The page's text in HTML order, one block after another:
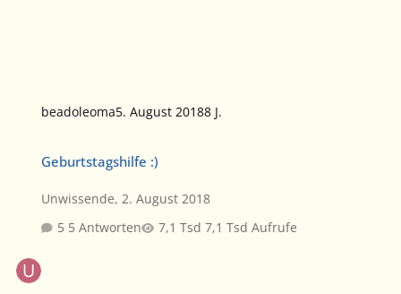
beadoleoma5. August 20188 J.
Geburtstagshilfe :)
Unwissende,2. August 2018
5 Antworten
7,1 Tsd Aufrufe